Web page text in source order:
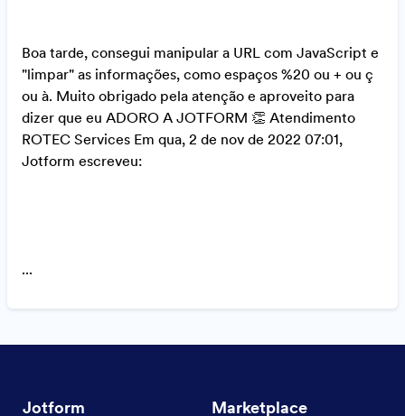
Boa tarde, consegui manipular a URL com JavaScript e
"limpar" as informações, como espaços %20 ou + ou ç
ou à. Muito obrigado pela atenção e aproveito para
dizer que eu ADORO A JOTFORM 👏 Atendimento
ROTEC Services Em qua, 2 de nov de 2022 07:01,
Jotform escreveu:
...
Jotform Marketplace